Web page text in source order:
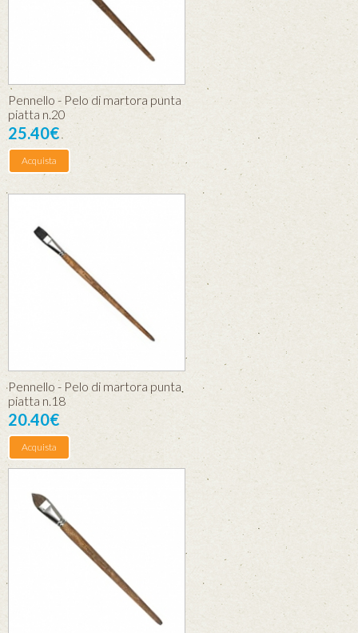
Pennello - Pelo di martora punta
piatta n.20
25.40€
Acquista
Pennello - Pelo di martora punta
piatta n.18
20.40€
Acquista